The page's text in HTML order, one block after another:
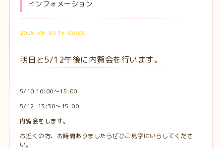
インフォメーション
2025-05-09 15:08:00
明日と5/12午後に内覧会を行います。
5/10 10:00〜15:00
5/12 13:30〜15:00
内覧会をします。
お近くの方、お時間ありましたらぜひご見学にいらしてくださ
い。